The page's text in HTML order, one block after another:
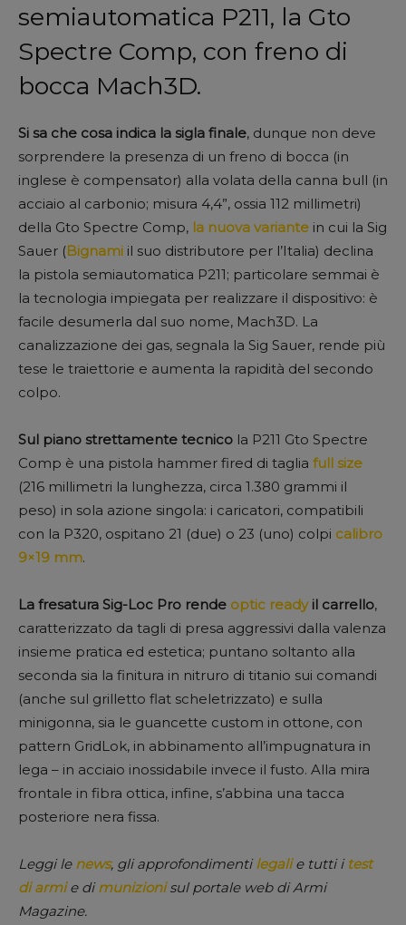
semiautomatica P211, la Gto
Spectre Comp, con freno di
bocca Mach3D.
Si sa che cosa indica la sigla finale, dunque non deve
sorprendere la presenza di un freno di bocca (in
inglese è compensator) alla volata della canna bull (in
acciaio al carbonio; misura 4,4”, ossia 112 millimetri)
della Gto Spectre Comp, la nuova variante in cui la Sig
Sauer (Bignami il suo distributore per l’Italia) declina
la pistola semiautomatica P211; particolare semmai è
la tecnologia impiegata per realizzare il dispositivo: è
facile desumerla dal suo nome, Mach3D. La
canalizzazione dei gas, segnala la Sig Sauer, rende più
tese le traiettorie e aumenta la rapidità del secondo
colpo.
Sul piano strettamente tecnico la P211 Gto Spectre
Comp è una pistola hammer fired di taglia full size
(216 millimetri la lunghezza, circa 1.380 grammi il
peso) in sola azione singola: i caricatori, compatibili
con la P320, ospitano 21 (due) o 23 (uno) colpi calibro
9×19 mm.
La fresatura Sig-Loc Pro rende optic readyil carrello,
caratterizzato da tagli di presa aggressivi dalla valenza
insieme pratica ed estetica; puntano soltanto alla
seconda sia la finitura in nitruro di titanio sui comandi
(anche sul grilletto flat scheletrizzato) e sulla
minigonna, sia le guancette custom in ottone, con
pattern GridLok, in abbinamento all’impugnatura in
lega – in acciaio inossidabile invece il fusto. Alla mira
frontale in fibra ottica, infine, s’abbina una tacca
posteriore nera fissa.
Leggi le news, gli approfondimentilegalie tutti i test
di armie dimunizionisul portale web di Armi
Magazine.